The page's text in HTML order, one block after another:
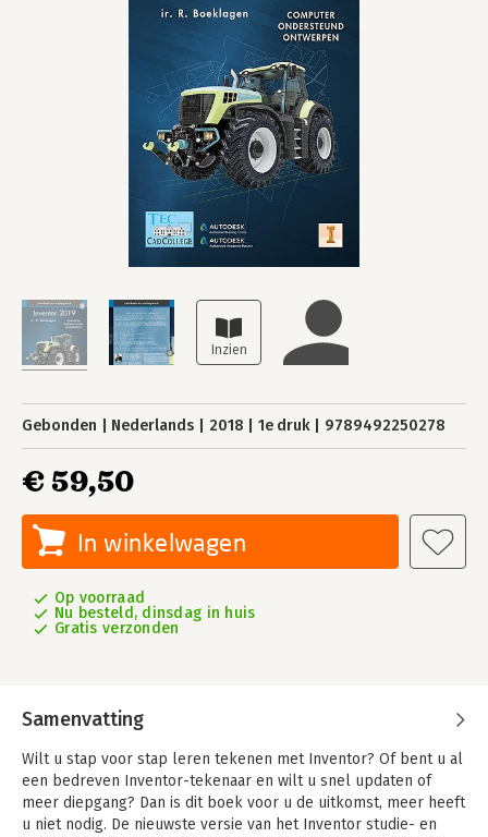
Gebonden Nederlands 2018 1e druk 9789492250278
€ 59,50
In winkelwagen
Op voorraad
Nu besteld, dinsdag in huis
Gratis verzonden
Samenvatting
Wilt u stap voor stap leren tekenen met Inventor? Of bent u al
een bedreven Inventor-tekenaar en wilt u snel updaten of
meer diepgang? Dan is dit boek voor u de uitkomst, meer heeft
u niet nodig. De nieuwste versie van het Inventor studie- en